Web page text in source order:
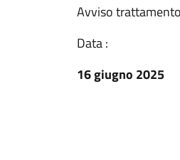
Avviso
Data :
16 giugno 2025